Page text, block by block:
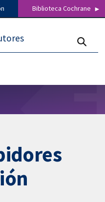
Biblioteca Cochrane